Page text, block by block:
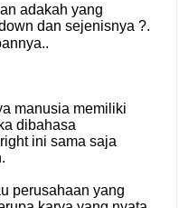
adakah yang
dan sejenisnya ?.
manusia memiliki
dibahasa
ini sama saja
perusahaan yang